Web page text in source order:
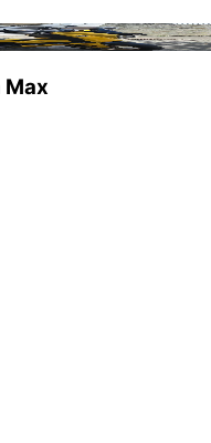
Max